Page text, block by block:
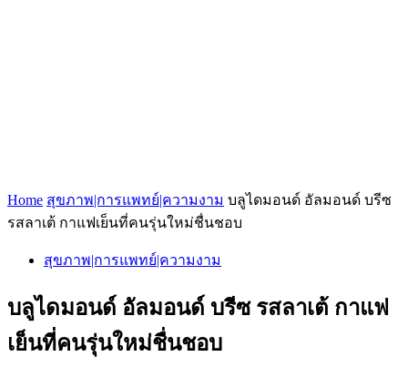
Home สุขภาพ|การแพทย์|ความงาม บลูไดมอนด์ อัลมอนด์ บรีซ
รสลาเต้ กาแฟเย็นที่คนรุ่นใหม่ชื่นชอบ
สุขภาพ|การแพทย์|ความงาม
บลูไดมอนด์ อัลมอนด์ บรีซ รสลาเต้ กาแฟ
เย็นที่คนรุ่นใหม่ชื่นชอบ